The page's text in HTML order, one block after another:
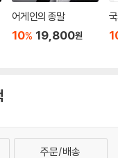
어게인의 종말
10% 19,800원
주문/배송